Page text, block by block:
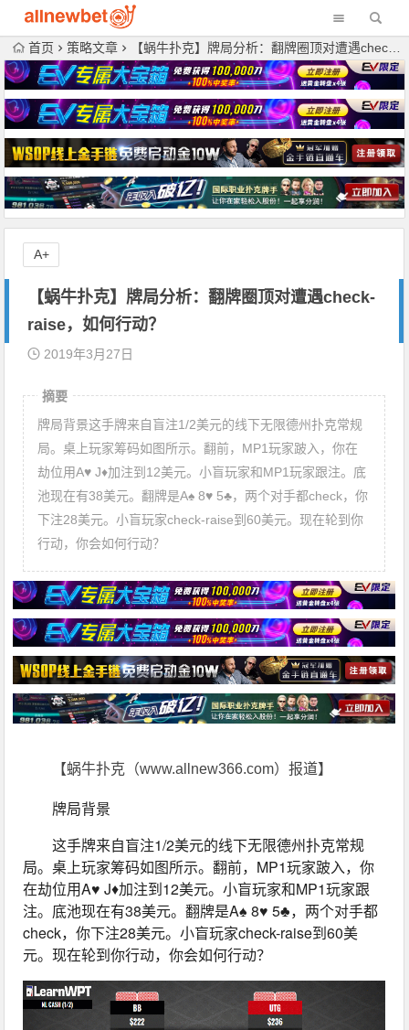
首页 策略文章 【蜗牛扑克】牌局分析：翻牌圈顶对遭遇check-raise，如何行动？
【蜗牛扑克】牌局分析：翻牌圈顶对遭遇check-
raise，如何行动？
2019年3月27日
摘要
牌局背景这手牌来自盲注1/2美元的线下无限德州扑克常规
局。桌上玩家筹码如图所示。翻前，MP1玩家跛入，你在
劫位用A♥ J♦加注到12美元。小盲玩家和MP1玩家跟注。底
池现在有38美元。翻牌是A♠ 8♥ 5♣，两个对手都check，你
下注28美元。小盲玩家check-raise到60美元。现在轮到你
行动，你会如何行动？
【蜗牛扑克（www.allnew366.com）报道】
牌局背景
这手牌来自盲注1/2美元的线下无限德州扑克常规
局。桌上玩家筹码如图所示。翻前，MP1玩家跛入，你
在劫位用A♥ J♦加注到12美元。小盲玩家和MP1玩家跟
注。底池现在有38美元。翻牌是A♠ 8♥ 5♣，两个对手都
check，你下注28美元。小盲玩家check-raise到60美
元。现在轮到你行动，你会如何行动？
A+